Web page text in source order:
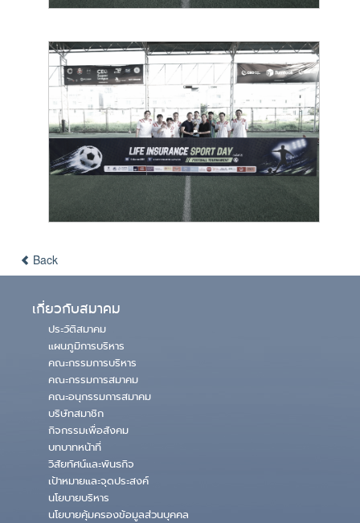
Back
เกี่ยวกับสมาคม
ประวัติสมาคม
แผนภูมิการบริหาร
คณะกรรมการบริหาร
คณะกรรมการสมาคม
คณะอนุกรรมการสมาคม
บริษัทสมาชิก
กิจกรรมเพื่อสังคม
บทบาทหน้าที่
วิสัยทัศน์และพันธกิจ
เป้าหมายและจุดประสงค์
นโยบายบริหาร
นโยบายคุ้มครองข้อมูลส่วนบุคคล